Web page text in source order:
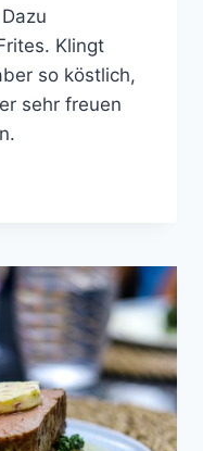
Klingt
so köstlich,
sehr freuen